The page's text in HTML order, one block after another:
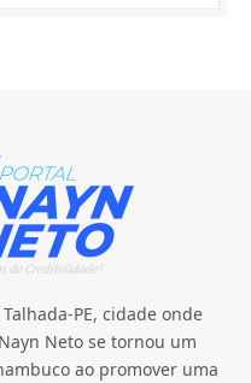
PE, cidade onde
Neto se tornou um
ao promover uma